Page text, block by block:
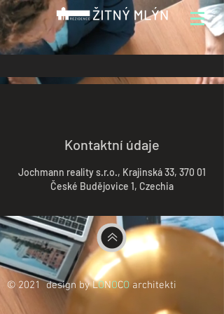
Kontaktní údaje
Jochmann reality s.r.o., Krajinská 33, 370 01
České Budějovice 1, Czechia
© 2021 design by LONOCOarchitekti